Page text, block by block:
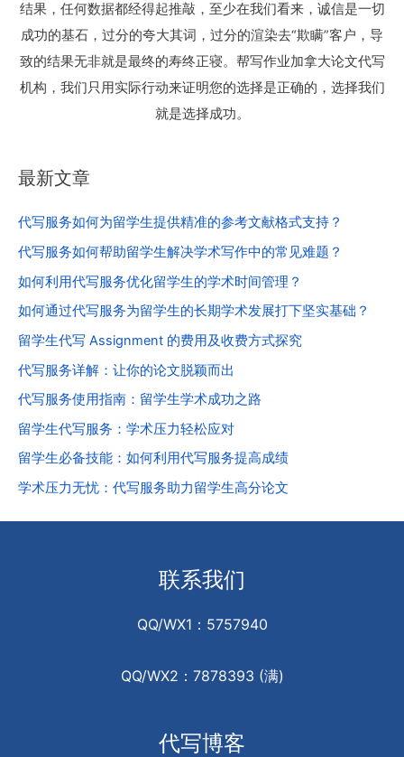
结果，任何数据都经得起推敲，至少在我们看来，诚信是一切
成功的基石，过分的夸大其词，过分的渲染去“欺瞒”客户，导
致的结果无非就是最终的寿终正寝。帮写作业加拿大论文代写
机构，我们只用实际行动来证明您的选择是正确的，选择我们
就是选择成功。
最新文章
代写服务如何为留学生提供精准的参考文献格式支持？
代写服务如何帮助留学生解决学术写作中的常见难题？
如何利用代写服务优化留学生的学术时间管理？
如何通过代写服务为留学生的长期学术发展打下坚实基础？
留学生代写 Assignment 的费用及收费方式探究
代写服务详解：让你的论文脱颖而出
代写服务使用指南：留学生学术成功之路
留学生代写服务：学术压力轻松应对
留学生必备技能：如何利用代写服务提高成绩
学术压力无忧：代写服务助力留学生高分论文
联系我们
QQ/WX1：5757940
QQ/WX2：7878393 (满)
代写博客